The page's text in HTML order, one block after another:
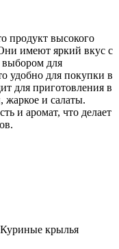
продукт высокого
имеют яркий вкус с
выбором для
удобно для покупки в
для приготовления в
жаркое и салаты.
и аромат, что делает
крылья